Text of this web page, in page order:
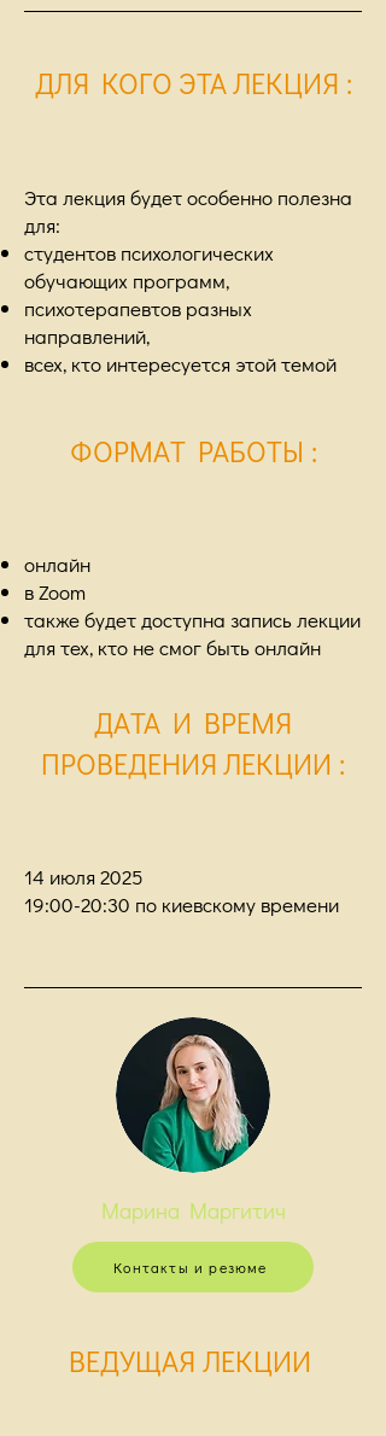
ДЛЯ КОГО ЭТА ЛЕКЦИЯ :
Эта лекция будет особенно полезна
для:
студентов психологических
обучающих программ,
психотерапевтов разных
направлений,
всех, кто интересуется этой темой
ФОРМАТ РАБОТЫ :
онлайн
в Zoom
также будет доступна запись лекции
для тех, кто не смог быть онлайн
ДАТА И ВРЕМЯ
ПРОВЕДЕНИЯ ЛЕКЦИИ :
14 июля 2025
19:00-20:30 по киевскому времени
Марина Маргитич
Контакты и резюме
ВЕДУЩАЯ ЛЕКЦИИ